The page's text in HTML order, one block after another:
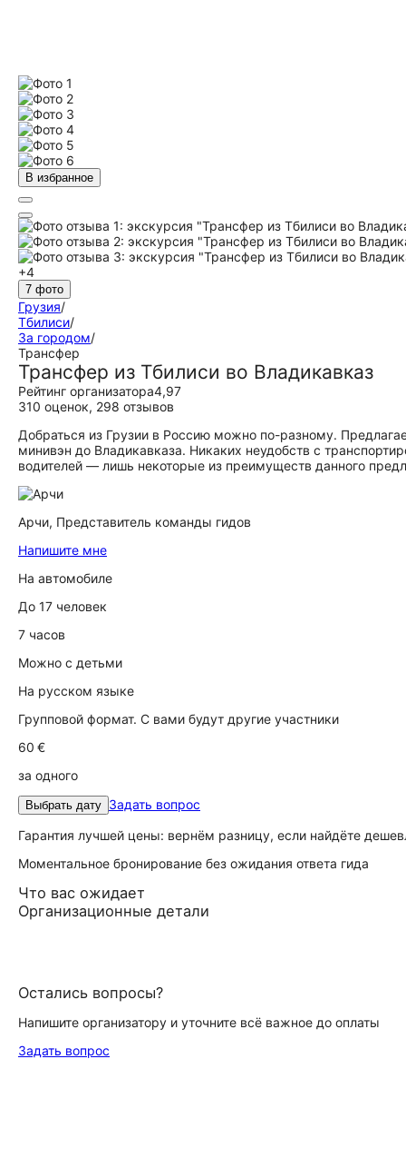
В избранное
+4
7 фото
Грузия/
Тбилиси/
За городом/
Трансфер
Трансфер из Тбилиси во Владикавказ
Рейтинг организатора4,97
310 оценок, 298 отзывов
Добраться из Грузии в Россию можно по-разному.
минивэн до Владикавказа. Никаких неудобств с
водителей — лишь некоторые из преимуществ данного
Арчи, Представитель команды гидов
Напишите мне
На автомобиле
До 17 человек
7 часов
Можно с детьми
На русском языке
Групповой формат. С вами будут другие участники
60 €
за одного
Выбрать дату Задать вопрос
Гарантия лучшей цены: вернём разницу, если найдёте
Моментальное бронирование без ожидания ответа гида
Что вас ожидает
Организационные детали
Остались вопросы?
Напишите организатору и уточните всё важное до оплаты
Задать вопрос